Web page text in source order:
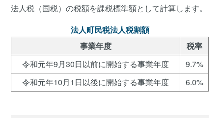
法人税（国税）の税額を課税標準額として計算します。
法人町民税法人税割額
事業年度
税率
令和元年9月30日以前に開始する事業年度
9.7%
令和元年10月1日以後に開始する事業年度
6.0%